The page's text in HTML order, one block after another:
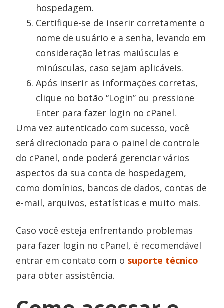
hospedagem.
Certifique-se de inserir corretamente o
nome de usuário e a senha, levando em
consideração letras maiúsculas e
minúsculas, caso sejam aplicáveis.
Após inserir as informações corretas,
clique no botão “Login” ou pressione
Enter para fazer login no cPanel.
Uma vez autenticado com sucesso, você
será direcionado para o painel de controle
do cPanel, onde poderá gerenciar vários
aspectos da sua conta de hospedagem,
como domínios, bancos de dados, contas de
e-mail, arquivos, estatísticas e muito mais.
Caso você esteja enfrentando problemas
para fazer login no cPanel, é recomendável
entrar em contato com o suporte técnico
para obter assistência.